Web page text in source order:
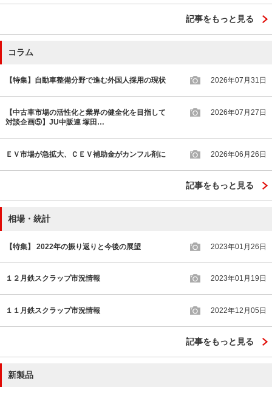
記事をもっと見る
コラム
【特集】自動車整備分野で進む外国人採用の現状 2026年07月31日
【中古車市場の活性化と業界の健全化を目指して
対談企画⑤】JU中販連 塚田…
2026年07月27日
ＥＶ市場が急拡大、ＣＥＶ補助金がカンフル剤に 2026年06月26日
記事をもっと見る
相場・統計
【特集】 2022年の振り返りと今後の展望 2023年01月26日
１２月鉄スクラップ市況情報 2023年01月19日
１１月鉄スクラップ市況情報 2022年12月05日
記事をもっと見る
新製品